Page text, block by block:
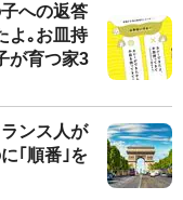
への返答
よ｡お皿持
が育つ家3
ンス人が
｢順番｣を